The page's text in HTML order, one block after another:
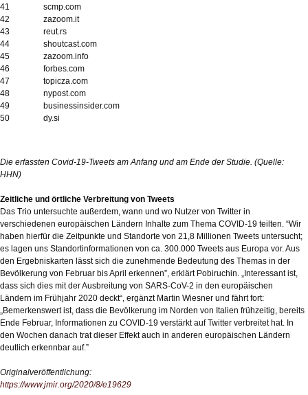
41
scmp.com
42
zazoom.it
43
reut.rs
44
shoutcast.com
45
zazoom.info
46
forbes.com
47
topicza.com
48
nypost.com
49
businessinsider.com
50
dy.si
Die erfassten Covid-19-Tweets am Anfang und am Ende der Studie. (Quelle:
HHN)
Zeitliche und örtliche Verbreitung von Tweets
Das Trio untersuchte außerdem, wann und wo Nutzer von Twitter in
verschiedenen europäischen Ländern Inhalte zum Thema COVID-19 teilten. “Wir
haben hierfür die Zeitpunkte und Standorte von 21,8 Millionen Tweets untersucht;
es lagen uns Standortinformationen von ca. 300.000 Tweets aus Europa vor. Aus
den Ergebniskarten lässt sich die zunehmende Bedeutung des Themas in der
Bevölkerung von Februar bis April erkennen”, erklärt Pobiruchin. „Interessant ist,
dass sich dies mit der Ausbreitung von SARS-CoV-2 in den europäischen
Ländern im Frühjahr 2020 deckt“, ergänzt Martin Wiesner und fährt fort:
„Bemerkenswert ist, dass die Bevölkerung im Norden von Italien frühzeitig, bereits
Ende Februar, Informationen zu COVID-19 verstärkt auf Twitter verbreitet hat. In
den Wochen danach trat dieser Effekt auch in anderen europäischen Ländern
deutlich erkennbar auf.”
Originalveröffentlichung:
https://www.jmir.org/2020/8/e19629